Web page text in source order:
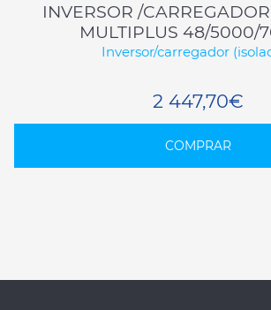
INVERSOR /
MULTIPLUS 48/5000/
Inversor/carregador
2 447,70€
COMPRAR